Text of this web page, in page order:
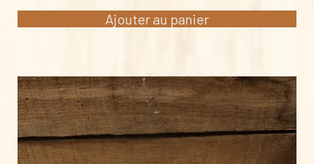
Ajouter au panier